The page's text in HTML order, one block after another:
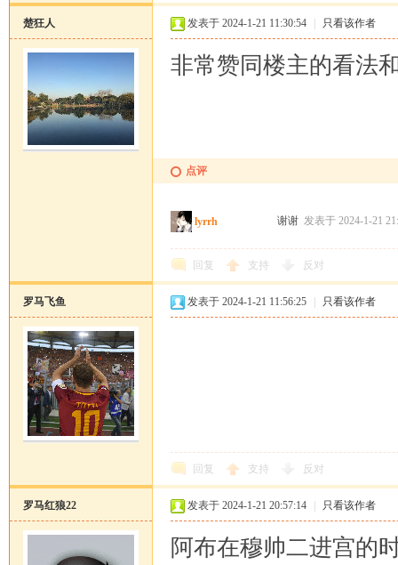
楚狂人 发表于 2024-1-21 11:30:54 只看该作者
非常赞同楼主的看法
点评
lyrrh 谢谢 发表于 2024-1-21
回复 支持 反对
罗马飞鱼 发表于 2024-1-21 11:56:25 只看该作者
回复 支持 反对
罗马红狼22 发表于 2024-1-21 20:57:14 只看该作者
阿布在穆帅二进宫的